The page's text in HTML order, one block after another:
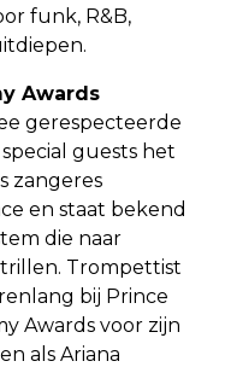
funk, R&B,
Awards
gerespecteerde
special guests het
zangeres
en staat bekend
die naar
Trompettist
bij Prince
Awards voor zijn
als Ariana